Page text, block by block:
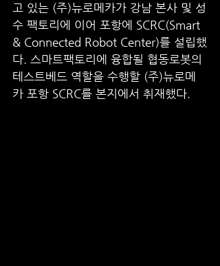
고 있는 (주)뉴로메카가 강남 본사 및 성
수 팩토리에 이어 포항에 SCRC(Smart
& Connected Robot Center)를 설립했
다. 스마트팩토리에 융합될 협동로봇의
테스트베드 역할을 수행할 (주)뉴로메
카 포항 SCRC를 본지에서 취재했다.